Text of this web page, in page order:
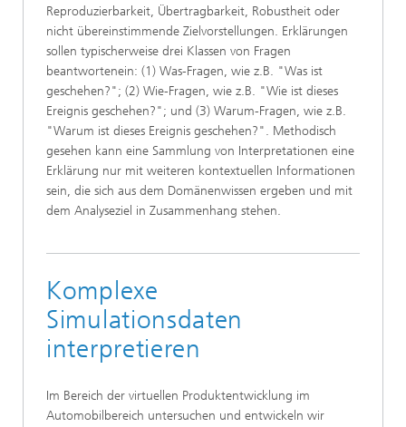
Reproduzierbarkeit, Übertragbarkeit, Robustheit oder
nicht übereinstimmende Zielvorstellungen. Erklärungen
sollen typischerweise drei Klassen von Fragen
beantwortenein: (1) Was-Fragen, wie z.B. "Was ist
geschehen?"; (2) Wie-Fragen, wie z.B. "Wie ist dieses
Ereignis geschehen?"; und (3) Warum-Fragen, wie z.B.
"Warum ist dieses Ereignis geschehen?". Methodisch
gesehen kann eine Sammlung von Interpretationen eine
Erklärung nur mit weiteren kontextuellen Informationen
sein, die sich aus dem Domänenwissen ergeben und mit
dem Analyseziel in Zusammenhang stehen.
Komplexe
Simulationsdaten
interpretieren
Im Bereich der virtuellen Produktentwicklung im
Automobilbereich untersuchen und entwickeln wir